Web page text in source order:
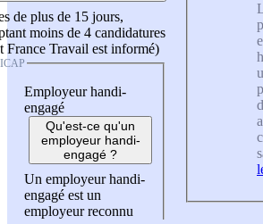
de plus de 15 jours,
moins de 4 candidatures
France Travail est informé)
Employeur handi-
engagé
Qu'est-ce qu'un
employeur handi-
engagé ?
Un employeur handi-
engagé est un
employeur reconnu